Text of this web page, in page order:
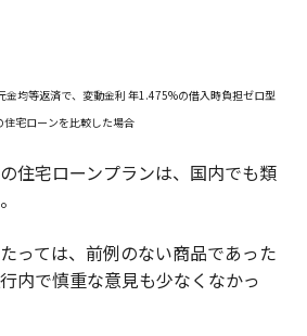
均等返済で、変動金利 年1.475%の借入時負担ゼロ型
宅ローンを比較した場合
住宅ローンプランは、国内でも類
っては、前例のない商品であった
内で慎重な意見も少なくなかっ